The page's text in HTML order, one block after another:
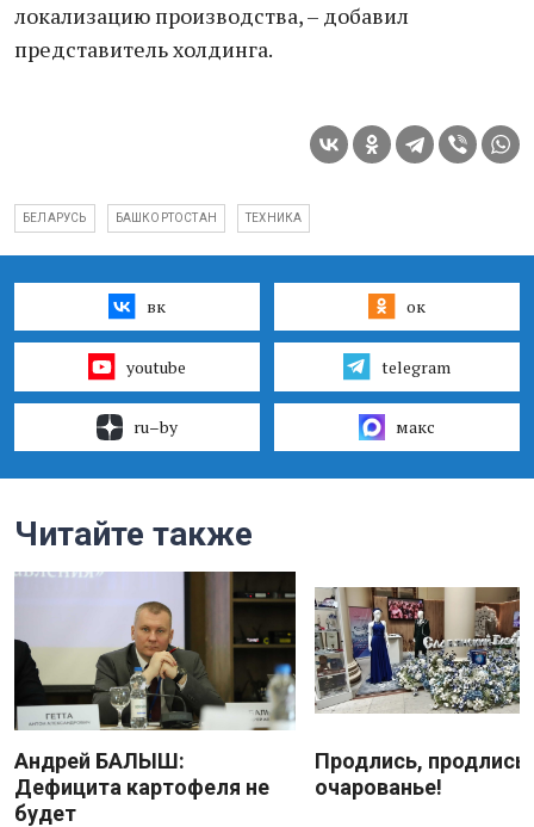
локализацию производства, – добавил
представитель холдинга.
БЕЛАРУСЬ БАШКОРТОСТАН ТЕХНИКА
вк ок
youtube telegram
ru–by макс
Читайте также
Андрей БАЛЫШ:
Дефицита картофеля не
будет
Продлись, продлись
очарованье!